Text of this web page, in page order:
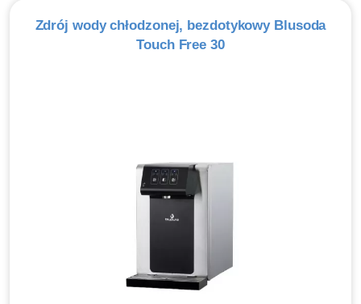
Zdrój wody chłodzonej, bezdotykowy Blusoda
Touch Free 30